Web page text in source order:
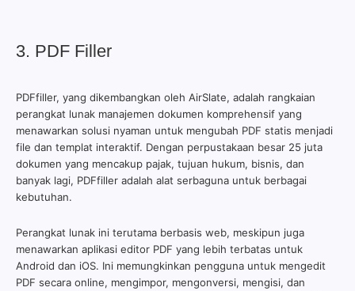
3. PDF Filler
PDFfiller, yang dikembangkan oleh AirSlate, adalah rangkaian
perangkat lunak manajemen dokumen komprehensif yang
menawarkan solusi nyaman untuk mengubah PDF statis menjadi
file dan templat interaktif. Dengan perpustakaan besar 25 juta
dokumen yang mencakup pajak, tujuan hukum, bisnis, dan
banyak lagi, PDFfiller adalah alat serbaguna untuk berbagai
kebutuhan.
Perangkat lunak ini terutama berbasis web, meskipun juga
menawarkan aplikasi editor PDF yang lebih terbatas untuk
Android dan iOS. Ini memungkinkan pengguna untuk mengedit
PDF secara online, mengimpor, mengonversi, mengisi, dan